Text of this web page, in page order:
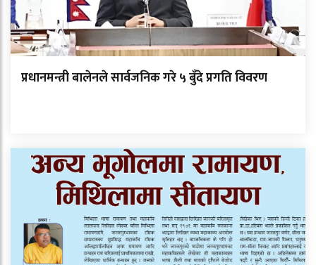
प्रधानमन्त्री बालेनले सार्वजनिक गरे ५ बुँदे प्रगति विवरण